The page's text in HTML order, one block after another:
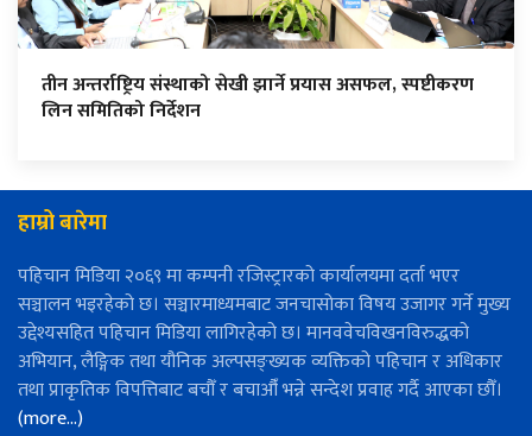
तीन अन्तर्राष्ट्रिय संस्थाको सेखी झार्ने प्रयास असफल, स्पष्टीकरण
लिन समितिको निर्देशन
हाम्रो बारेमा
पहिचान मिडिया २०६९ मा कम्पनी रजिस्ट्रारको कार्यालयमा दर्ता भएर
सञ्चालन भइरहेको छ। सञ्चारमाध्यमबाट जनचासोका विषय उजागर गर्ने मुख्य
उद्देश्यसहित पहिचान मिडिया लागिरहेको छ। मानववेचविखनविरुद्धको
अभियान, लैङ्गिक तथा यौनिक अल्पसङ्ख्यक व्यक्तिको पहिचान र अधिकार
तथा प्राकृतिक विपत्तिबाट बचौँ र बचाऔँ भन्ने सन्देश प्रवाह गर्दै आएका छौँ।
(more…)